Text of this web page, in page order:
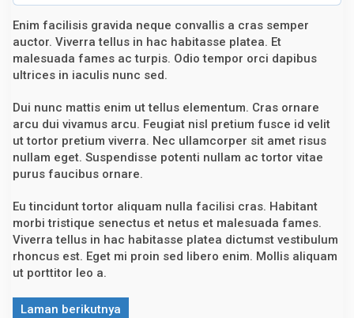
g
D
i
h
u
u
M
a
t
i
!
Enim facilisis gravida neque convallis a cras semper
auctor. Viverra tellus in hac habitasse platea. Et
malesuada fames ac turpis. Odio tempor orci dapibus
ultrices in iaculis nunc sed.
Dui nunc mattis enim ut tellus elementum. Cras ornare
arcu dui vivamus arcu. Feugiat nisl pretium fusce id velit
ut tortor pretium viverra. Nec ullamcorper sit amet risus
nullam eget. Suspendisse potenti nullam ac tortor vitae
purus faucibus ornare.
Eu tincidunt tortor aliquam nulla facilisi cras. Habitant
morbi tristique senectus et netus et malesuada fames.
Viverra tellus in hac habitasse platea dictumst vestibulum
rhoncus est. Eget mi proin sed libero enim. Mollis aliquam
ut porttitor leo a.
Laman berikutnya